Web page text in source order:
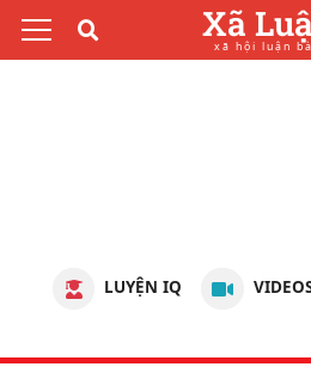
Xã
xã hội luận
LUYỆN IQ